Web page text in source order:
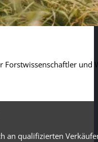
und
an qualifizierten